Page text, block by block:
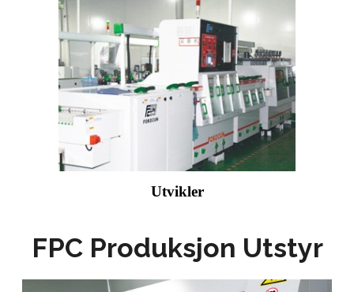
Utvikler
FPC Produksjon Utstyr